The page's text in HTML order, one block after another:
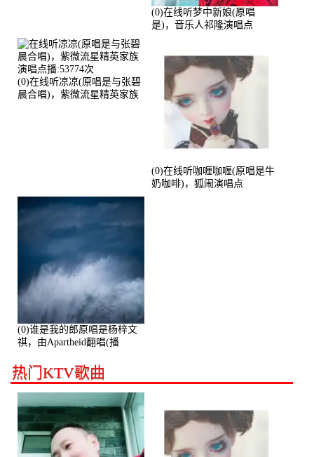
(0)在线听梦中新娘(原唱
是)，音乐人祁隆演唱点
(0)在线听凉凉(原唱是与张碧
晨合唱)，紫微流星精英家族
(0)在线听咖喱咖喱(原唱是牛
奶咖啡)，狐闹演唱点
(0)谁是我的郎原唱是杨梓文
祺，由Apartheid翻唱(播
热门KTV歌曲